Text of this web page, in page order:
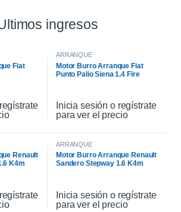
ingresos
Fiat
ARRANQUE
Motor Burro Arranque Fiat
Punto Palio Siena 1.4 Fire
Inicia sesión o regístrate
para ver el precio
Renault
K4m
ARRANQUE
Motor Burro Arranque Renault
Sandero Stepway 1.6 K4m
Inicia sesión o regístrate
para ver el precio